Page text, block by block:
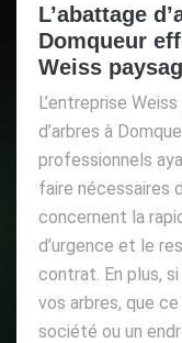
L’abattage
Domqueur
Weiss
L’entreprise
d’arbres à
professionnels
faire nécessaires
concernent la
d’urgence et le
contrat. En plus,
vos arbres, que
société ou un